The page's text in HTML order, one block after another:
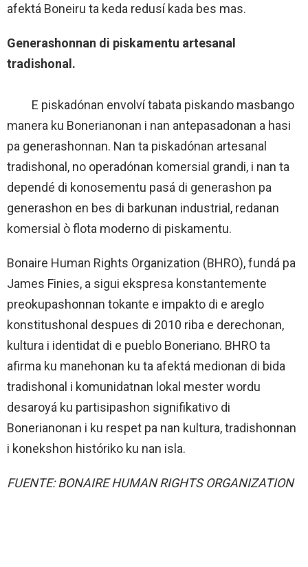
afektá Boneiru ta keda redusí kada bes mas.
Generashonnan di piskamentu artesanal
tradishonal.
E piskadónan envolví tabata piskando masbango
manera ku Bonerianonan i nan antepasadonan a hasi
pa generashonnan. Nan ta piskadónan artesanal
tradishonal, no operadónan komersial grandi, i nan ta
dependé di konosementu pasá di generashon pa
generashon en bes di barkunan industrial, redanan
komersial ò flota moderno di piskamentu.
Bonaire Human Rights Organization (BHRO), fundá pa
James Finies, a sigui ekspresa konstantemente
preokupashonnan tokante e impakto di e areglo
konstitushonal despues di 2010 riba e derechonan,
kultura i identidat di e pueblo Boneriano. BHRO ta
afirma ku manehonan ku ta afektá medionan di bida
tradishonal i komunidatnan lokal mester wordu
desaroyá ku partisipashon signifikativo di
Bonerianonan i ku respet pa nan kultura, tradishonnan
i konekshon históriko ku nan isla.
FUENTE: BONAIRE HUMAN RIGHTS ORGANIZATION